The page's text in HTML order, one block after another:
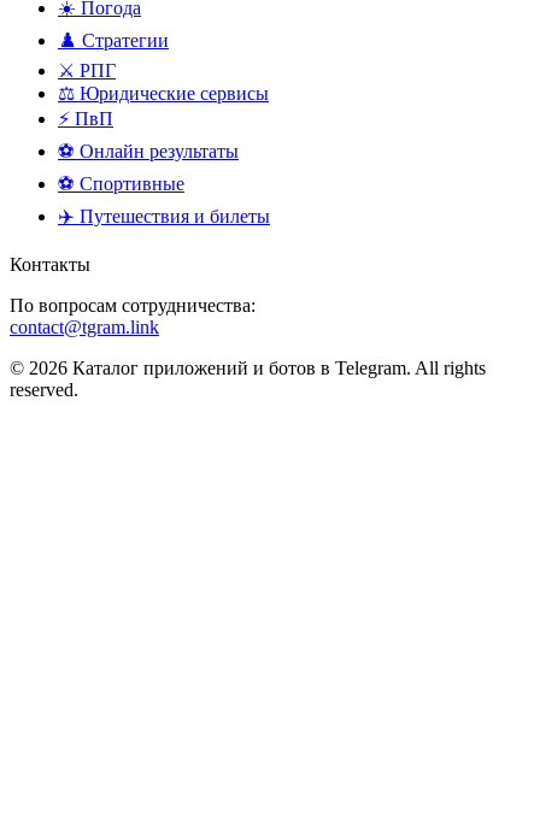
☀️ Погода
♟️ Стратегии
⚔️ РПГ
⚖️ Юридические сервисы
⚡ ПвП
⚽ Онлайн результаты
⚽ Спортивные
✈️ Путешествия и билеты
Контакты
По вопросам сотрудничества:
contact@tgram.link
© 2026 Каталог приложений и ботов в Telegram. All rights
reserved.